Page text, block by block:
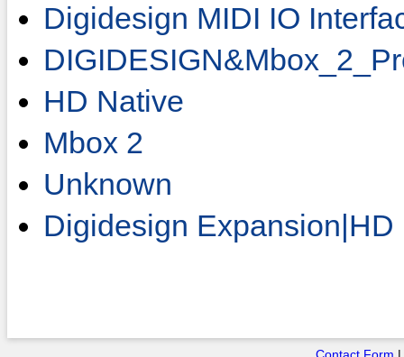
Digidesign MIDI IO
HD Native
Mbox 2
Unknown
Digidesign Expansion|HD